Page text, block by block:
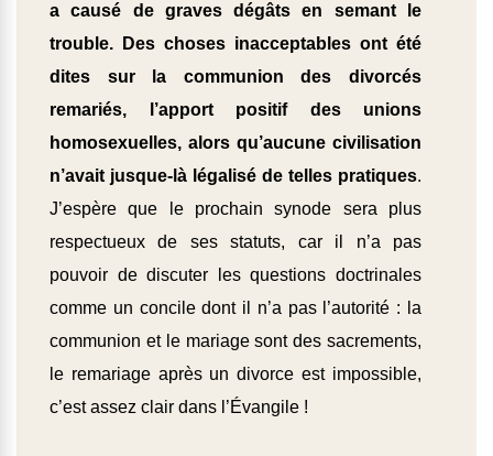
a causé de graves dégâts en semant le
trouble. Des choses inacceptables ont été
dites sur la communion des divorcés
remariés, l’apport positif des unions
homosexuelles, alors qu’aucune civilisation
n’avait jusque-là légalisé de telles pratiques.
J’espère que le prochain synode sera plus
respectueux de ses statuts, car il n’a pas
pouvoir de discuter les questions doctrinales
comme un concile dont il n’a pas l’autorité : la
communion et le mariage sont des sacrements,
le remariage après un divorce est impossible,
c’est assez clair dans l’Évangile !